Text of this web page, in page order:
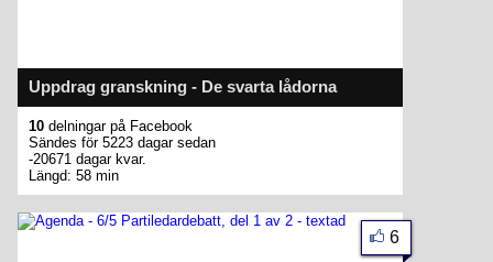
Uppdrag granskning - De svarta lådorna
10 delningar på Facebook
Sändes för 5223 dagar sedan
-20671 dagar kvar.
Längd: 58 min
6